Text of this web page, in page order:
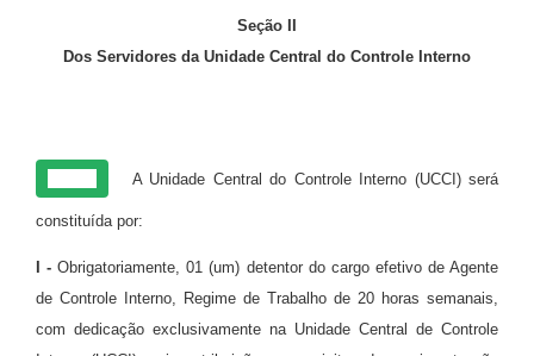
Seção II
Dos Servidores da Unidade Central do Controle Interno
A Unidade Central do Controle Interno (UCCI) será
constituída por:
I - Obrigatoriamente, 01 (um) detentor do cargo efetivo de Agente
de Controle Interno, Regime de Trabalho de 20 horas semanais,
com dedicação exclusivamente na Unidade Central de Controle